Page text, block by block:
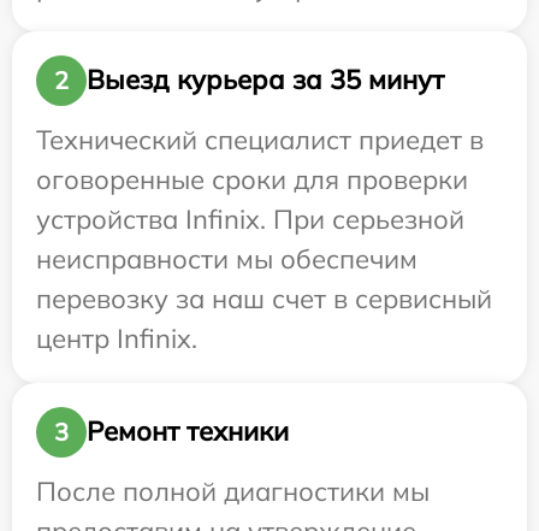
2
Выезд курьера за 35 минут
Технический специалист приедет в
оговоренные сроки для проверки
устройства Infinix. При серьезной
неисправности мы обеспечим
перевозку за наш счет в сервисный
центр Infinix.
3
Ремонт техники
После полной диагностики мы